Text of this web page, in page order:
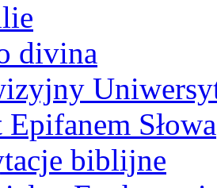
divina
Epifanem Słowa
biblijne